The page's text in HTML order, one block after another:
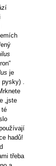
je
pysky) .
„jste
té
hadů!
třeba